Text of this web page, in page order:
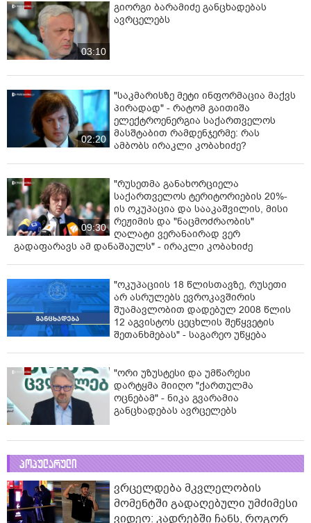
03:10
გიორგი ბარამიძე განცხადებას
ავრცელებს
02:20
"საკმარისზე მეტი ინფორმაცია მაქვს
პირადად" - რატომ გაითიშა
ელექტროენერგია საქართველოს
მასშტაბით რამდენჯერმე: რას
ამბობს ირაკლი კობახიძე?
09:30
"რუსეთმა განახორციელა
საქართველოს ტერიტორიების 20%-
ის ოკუპაცია და სააკაშვილის, მისი
რეჟიმის და "ნაცმოძრაობის"
ღალატი ვერანაირად ვერ
გადაფარავს ამ დანაშაულს" - ირაკლი კობახიძე
"ოკუპაციის 18 წლისთავზე, რუსეთი
არ ასრულებს ევროკავშირის
შუამავლობით დადებულ 2008 წლის
12 აგვისტოს ცეცხლის შეწყვეტის
შეთანხმებას" - საგარეო უწყება
"ორი უზუსტესი და უმწარესი
დარტყმა მიიღო "ქართულმა
ოცნებამ" - ნიკა გვარამია
განცხადებას ავრცელებს
პოპულარული
ვრცელდება მკვლელობის
მომენტში გადაღებული უმძიმესი
ვიდეო: კადრებში ჩანს, როგორ